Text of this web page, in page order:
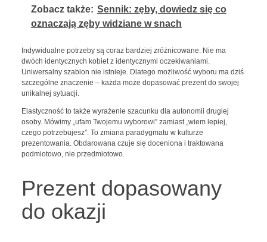
Zobacz także: Sennik: zęby, dowiedz się co
oznaczają zęby widziane w snach
Indywidualne potrzeby są coraz bardziej zróżnicowane. Nie ma
dwóch identycznych kobiet z identycznymi oczekiwaniami.
Uniwersalny szablon nie istnieje. Dlatego możliwość wyboru ma dziś
szczególne znaczenie – każda może dopasować prezent do swojej
unikalnej sytuacji.
Elastyczność to także wyrażenie szacunku dla autonomii drugiej
osoby. Mówimy „ufam Twojemu wyborowi” zamiast „wiem lepiej,
czego potrzebujesz”. To zmiana paradygmatu w kulturze
prezentowania. Obdarowana czuje się doceniona i traktowana
podmiotowo, nie przedmiotowo.
Prezent dopasowany
do okazji